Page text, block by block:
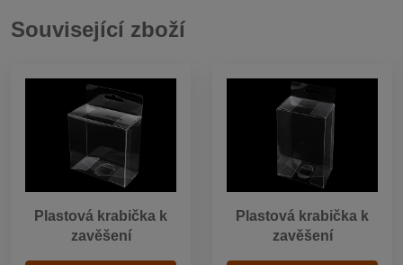
Související zboží
Plastová krabička k
zavěšení
Plastová krabička k
zavěšení